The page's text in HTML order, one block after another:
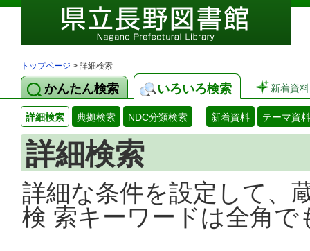
トップページ > 詳細検索
かんたん検索 いろいろ検索 新着資料
詳細検索 典拠検索 NDC分類検索 新着資料 テーマ資料
詳細検索
詳細な条件を設定して、
検 索キーワードは全角